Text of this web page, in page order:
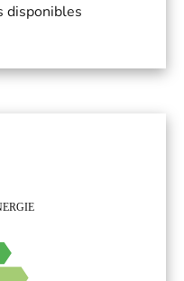
disponibles